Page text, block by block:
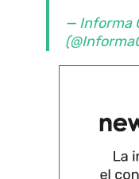
— Informa